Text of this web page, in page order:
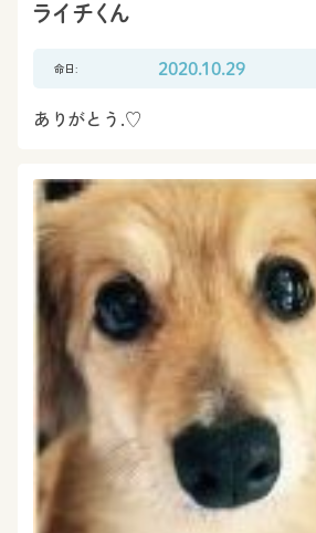
ライチくん
命日: 2020.10.29
ありがとう.♡